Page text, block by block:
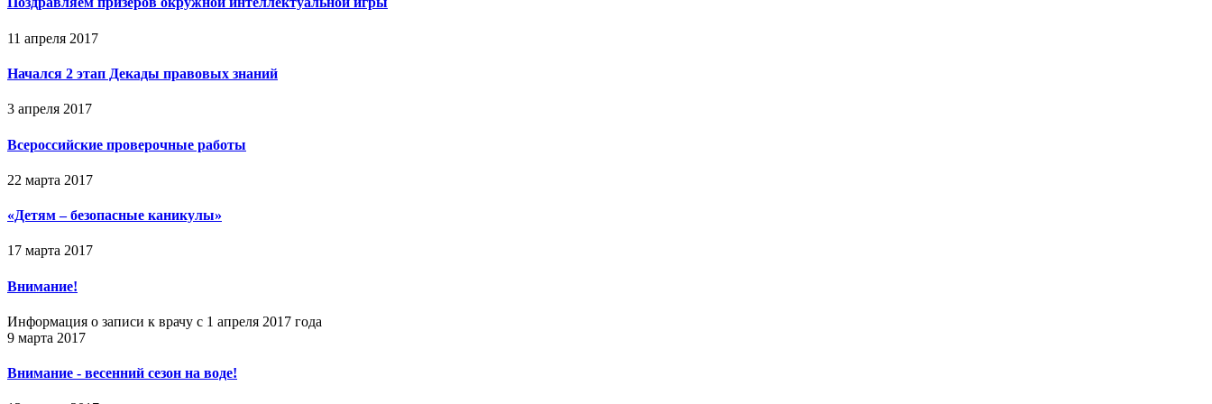
11 апреля 2017
Начался 2 этап Декады правовых знаний
3 апреля 2017
Всероссийские проверочные работы
22 марта 2017
«Детям – безопасные каникулы»
17 марта 2017
Внимание!
Информация о записи к врачу с 1 апреля 2017 года
9 марта 2017
Внимание - весенний сезон на воде!